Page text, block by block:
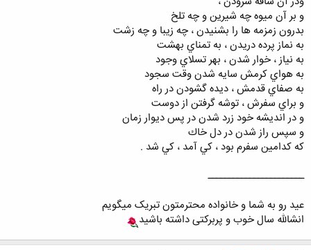
و بر آن ميوه چه شيرين و چه تلخ
بدرون زمزمه ها را بشنيدن ، چه زيبا و چه زشت
به نماز پرده دريدن ، به تمناي بهشت
به نياز ، خوار شدن ، بهر تسلاي وجود
به هواي كرمش سايه شدن وقت سجود
به صفاي قدمش ، ديده گشودن در راه
و براي سفرش ، توشه گرفتن از دوست
و در انديشه خود زرد شدن در پس ديوار زمان
و سپس راز شدن در دل خاك
كه كدامين سفرم بود ، كي آمد ، كي شد .
ـــــــــــــــــــــــ
عید رو به شما و خانواده محترمتون تبریک میگویم
انشالله سال خوب و پربرکتی داشته باشید